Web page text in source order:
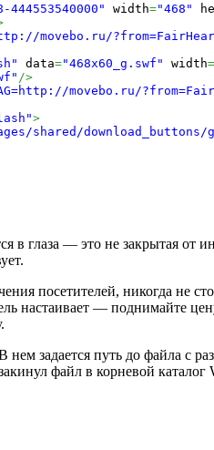
width="468"
movebo.ru/
data="468x60_g.swf" width=
/>
movebo.ru/
>
shared/
в глаза — это не закрытая от
посетителей, никогда не
настаивает — поднимайте
задается путь до файла с
файл в корневой